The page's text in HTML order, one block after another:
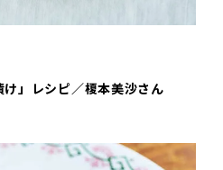
け」レシピ／榎本美沙さん